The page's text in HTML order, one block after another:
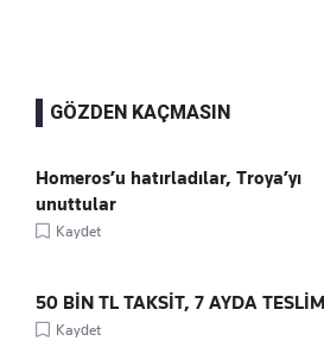
GÖZDEN KAÇMASIN
Homeros’u hatırladılar, Troya’yı
unuttular
Kaydet
50 BİN TL TAKSİT, 7 AYDA TESLİM
Kaydet